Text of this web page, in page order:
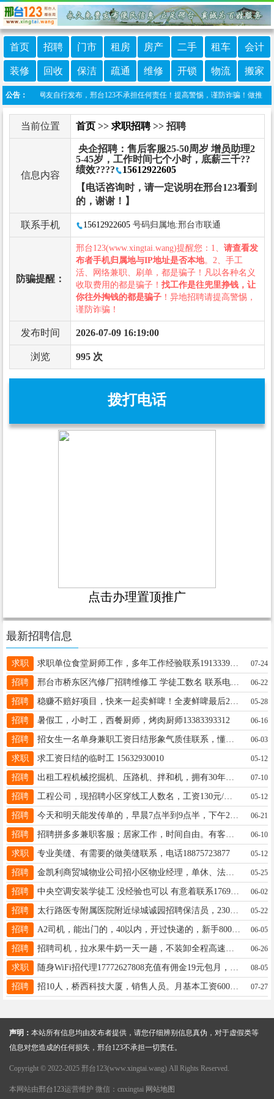
首页 招聘 门市 租房 房产 二手 租车 会计
装修 回收 保洁 疏通 维修 开锁 物流 搬家
公告：
信息由网友自行发布，邢台123不承担任何责任！提高警惕，谨防诈骗！做推广、
当前位置 首页 >> 求职招聘>> 招聘
信息内容
央企招聘：售后客服25-50周岁 增员助理2
5-45岁，工作时间七个小时，底薪三千??
绩效????
15612922605
【电话咨询时，请一定说明在邢台123看到
的，谢谢！】
联系手机 15612922605 号码归属地:邢台市联通
防骗提醒：
邢台123(www.xingtai.wang)提醒您：1、 请查看发
布者手机归属地与IP地址是否本地。2、手工
活、网络兼职、刷单，都是骗子！凡以各种名义
收取费用的都是骗子！ 找工作是往兜里挣钱，让
你往外掏钱的都是骗子 ！异地招聘请提高警惕，
谨防诈骗！
发布时间 2026-07-09 16:19:00
浏览 995 次
拨打电话
点击办理置顶推广
最新招聘信息
求职 求职单位食堂厨师工作，多年工作经验联系19133392801 07-24
招聘 邢台市桥东区汽修厂招聘维修工 学徒工数名 联系电话18832960888 06-22
招聘 05-28
招聘 暑假工，小时工，西餐厨师，烤肉厨师13383393312 06-16
招聘 招女生一名单身兼职工资日结形象气质佳联系，懂得，可长期非诚勿扰V15731978581 06-03
求职 求工资日结的临时工 15632930010 05-12
招聘 出租工程机械挖掘机、压路机、拌和机，拥有30年铺路经验，需要请联系13831936380 07-10
招聘 工程公司，现招聘小区穿线工人数名，工资130元/天，45岁以下，长期工。有无经验均可，联系电话：18632920356 05-12
招聘 06-21
招聘 06-10
求职 专业美缝、有需要的做美缝联系，电话18875723877 05-12
招聘 金凯利商贸城物业公司招小区物业经理，单休、法休，有经验优先17692983052 05-25
招聘 中央空调安装学徒工 没经验也可以 有意着联系17692985791 06-02
招聘 太行路医专附属医院附近绿城诚园招聘保洁员，2300+四天公休，电话18732985892 05-22
招聘 A2司机，能出门的，40以内，开过快递的，新手8000全包大手面议18034297170-能出门的联系不能出门的就别打了 06-05
招聘 06-26
求职 08-05
招聘 招10人，桥西科技大厦，销售人员。月基本工资6000+，电话19133995211，电话销售，公司提供数据，超级简单 07-27
声明： 本站所有信息均由发布者提供，请您仔细辨别信息真伪，对于虚假类等
信息对您造成的任何损失，邢台123不承担一切责任。
Copyright © 2022-2025 邢台123(www.xingtai.wang) All Rights Reserved.
本网站由邢台123运营维护 微信：cnxingtai 网站地图